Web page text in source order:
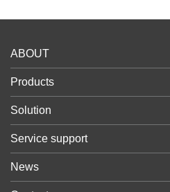
ABOUT
Products
Solution
Service support
News